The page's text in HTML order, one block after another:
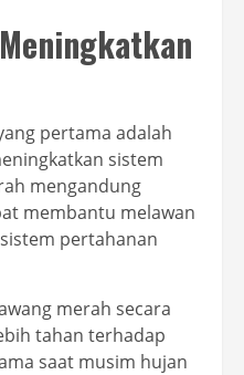
pertama adalah
sistem
mengandung
membantu melawan
pertahanan
merah secara
tahan terhadap
saat musim hujan